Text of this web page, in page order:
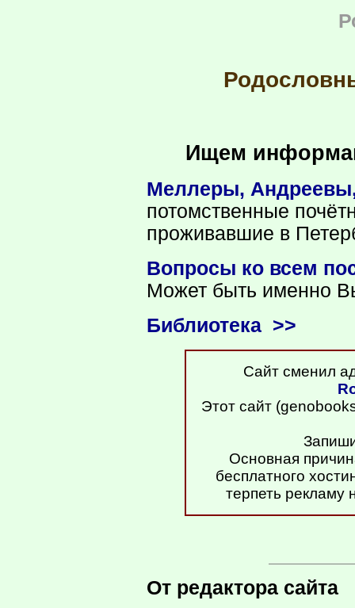
Ищем
Меллеры,
потомственные
проживавшие в
Вопросы ко всем
Может быть именно
Библиотека >>
Сайт сменил
Этот сайт
Основная
бесплатного
терпеть рекламу
От редактора сайта